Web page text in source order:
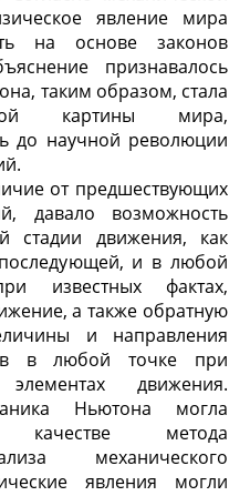
явление мира
на основе законов
признавалось
таким образом, стала
картины мира,
до научной революции
от предшествующих
давало возможность
стадии движения, как
и в любой
известных фактах,
а также обратную
и направления
в любой точке при
движения.
Ньютона могла
качестве метода
механического
явления могли